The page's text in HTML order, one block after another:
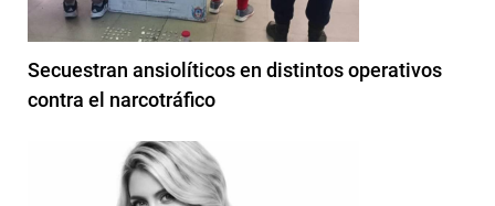
Secuestran ansiolíticos en distintos operativos
contra el narcotráfico